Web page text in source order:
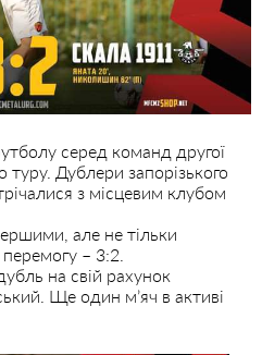
серед команд другої
туру. Дублери запорізького
з місцевим клубом
але не тільки
– 3:2.
на свій рахунок
Ще один м’яч в активі